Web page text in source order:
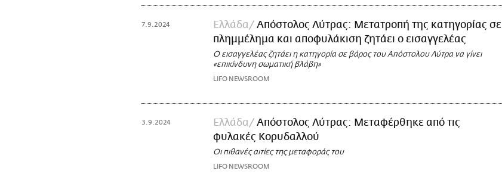
7.9.2024 Ελλάδα
Απόστολος Λύτρας: Μετατροπή της κατηγορίας σε
πλημμέλημα και αποφυλάκιση ζητάει ο εισαγγελέας
Ο εισαγγελέας ζητάει η κατηγορία σε βάρος του Απόστολου Λύτρα να γίνει
«επικίνδυνη σωματική βλάβη»
LIFO NEWSROOM
3.9.2024 Ελλάδα
Απόστολος Λύτρας: Μεταφέρθηκε από τις
φυλακές Κορυδαλλού
Οι πιθανές αιτίες της μεταφοράς του
LIFO NEWSROOM